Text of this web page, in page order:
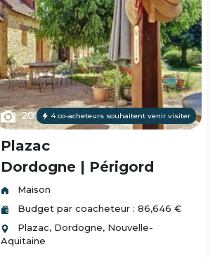
20 4 co-acheteurs souhaitent venir visiter
Plazac
Dordogne | Périgord
Maison
Budget par coacheteur : 86,646 €
Plazac, Dordogne, Nouvelle-
Aquitaine